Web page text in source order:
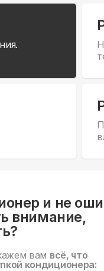
и не
внимание,
вам всё, что
кондиционера: